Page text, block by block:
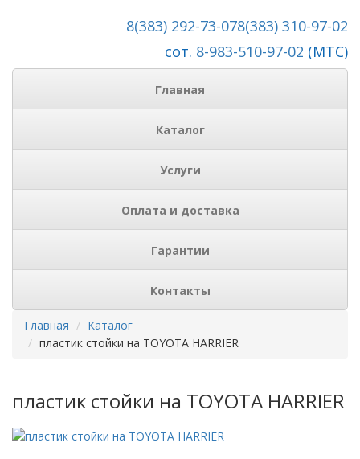
8(383) 310-97-02
8(383) 292-73-07
сот. 8-983-510-97-02 (МТС)
Главная
Каталог
Услуги
Оплата и доставка
Гарантии
Контакты
Главная
Каталог
пластик стойки на TOYOTA HARRIER
пластик стойки на TOYOTA HARRIER